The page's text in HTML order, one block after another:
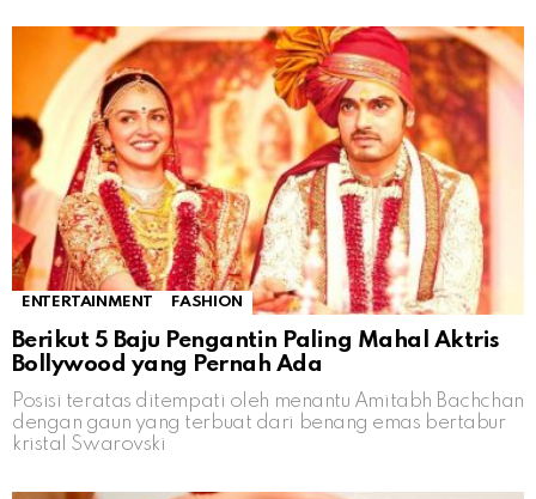
ENTERTAINMENT FASHION
Berikut 5 Baju Pengantin Paling Mahal Aktris
Bollywood yang Pernah Ada
Posisi teratas ditempati oleh menantu Amitabh Bachchan
dengan gaun yang terbuat dari benang emas bertabur
kristal Swarovski